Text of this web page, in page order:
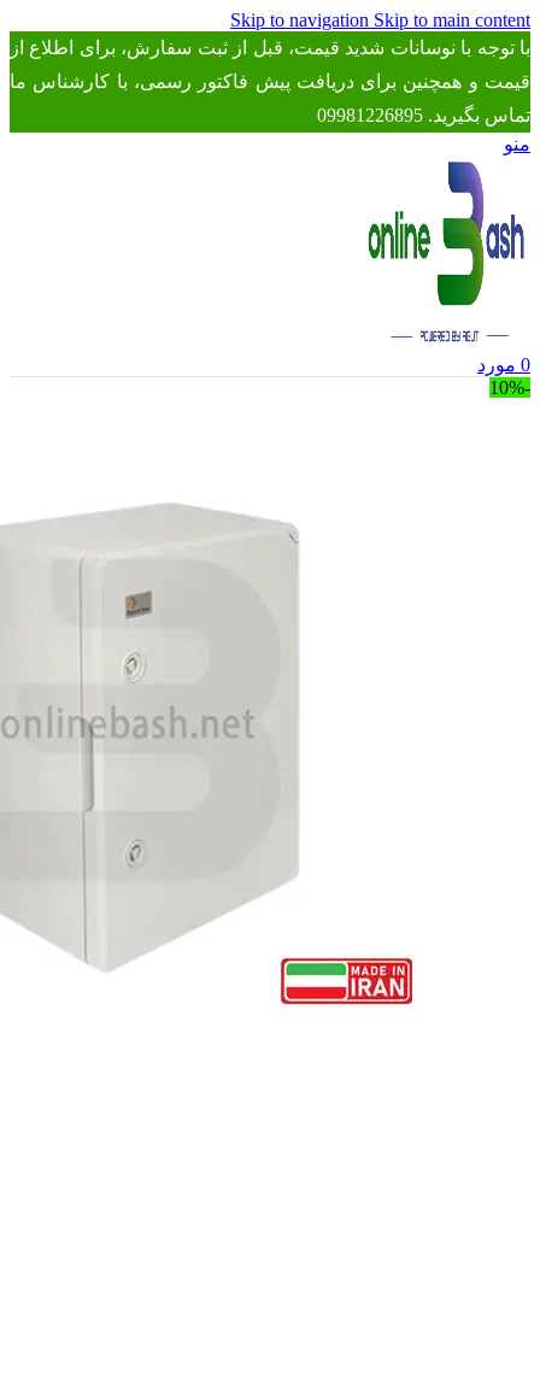
Skip to navigation Skip to main content
با توجه با نوسانات شدید قیمت، قبل از ثبت سفارش، برای اطلاع از
قیمت و همچنین برای دریافت پیش فاکتور رسمی، با کارشناس ما
تماس بگیرید. 09981226895
منو
0 مورد
-10%